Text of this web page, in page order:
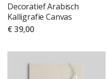
Decoratief Arabisch
Kalligrafie Canvas
€ 39,00